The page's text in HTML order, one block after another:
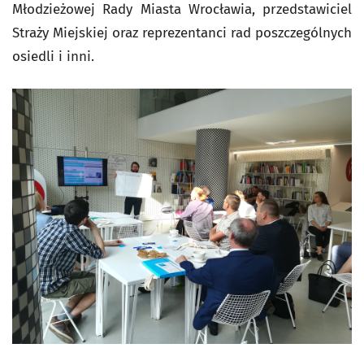
Młodzieżowej Rady Miasta Wrocławia, przedstawiciel
Straży Miejskiej oraz reprezentanci rad poszczególnych
osiedli i inni.